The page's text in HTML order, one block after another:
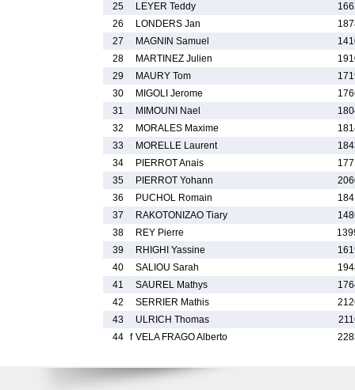
25
LEYER Teddy
26
LONDERS Jan
27
MAGNIN Samuel
28
MARTINEZ Julien
29
MAURY Tom
30
MIGOLI Jerome
31
MIMOUNI Nael
32
MORALES Maxime
33
MORELLE Laurent
34
PIERROT Anais
35
PIERROT Yohann
36
PUCHOL Romain
37
RAKOTONIZAO Tiary
38
REY Pierre
39
RHIGHI Yassine
40
SALIOU Sarah
41
SAUREL Mathys
42
SERRIER Mathis
43
ULRICH Thomas
44 f VELA FRAGO Alberto